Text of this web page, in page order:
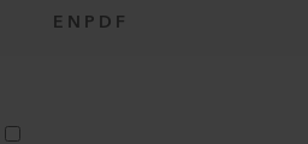
EN PDF